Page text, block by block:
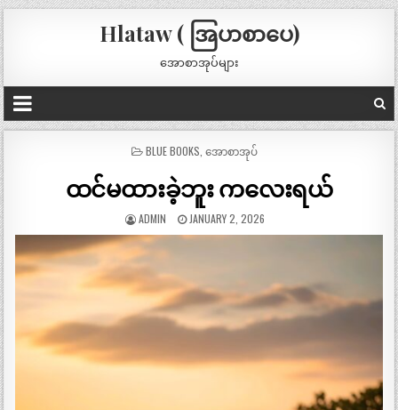
Hlataw ( အြပာစာပေ)
အောစာအုပ်များ
POSTED
BLUE BOOKS အောစာအုပ်
ထင်မထားခဲ့ဘူး ကလေးရယ်
ADMIN JANUARY 2, 2026